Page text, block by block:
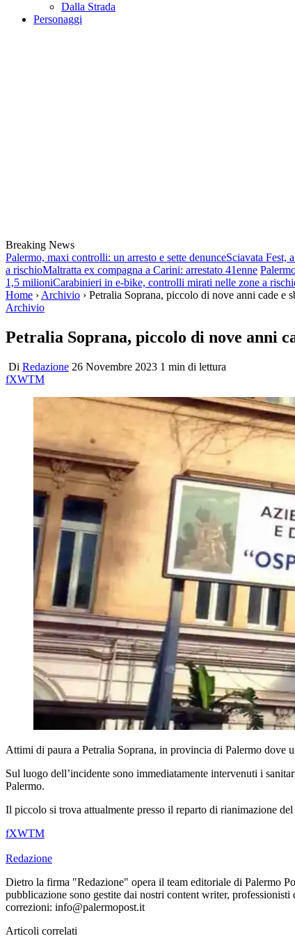
Dalla Strada
Personaggi
Breaking News
Palermo, maxi controlli: un arresto e sette denunceSciavata Fest,
a rischioMaltratta ex compagna a Carini: arrestato 41enne
1,5 milioniCarabinieri in e-bike, controlli mirati nelle zone a
Home › Archivio › Petralia Soprana, piccolo di nove anni cade e
Archivio
Petralia Soprana, piccolo di nove anni
Di Redazione 26 Novembre 2023 1 min di lettura
fXWTM
Attimi di paura a Petralia Soprana, in provincia di Palermo dove
Sul luogo dell’incidente sono immediatamente intervenuti i
Palermo.
Il piccolo si trova attualmente presso il reparto di rianimazione
fXWTM
Redazione
Dietro la firma "Redazione" opera il team editoriale di Palermo
pubblicazione sono gestite dai nostri content writer,
correzioni: info@palermopost.it
Articoli correlati